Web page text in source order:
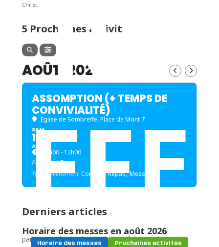
RE
FFE
Horaire des messes Prochaines activités
Christ.
5 Prochaines activités
AOÛT, 2026
ASSOMPTION (+ TEMPS DE
CONVIVIALITÉ)
Eglise de Sombreffe, Place de Mont 7
SAM
15
AOÛT
10h00 - 12h00
Paroisse UP
Type d'évènement Concert / Repas, Messe
Derniers articles
Horaire des messes en août 2026
parOriane d'Ursel|Agenda,Unité pastorale